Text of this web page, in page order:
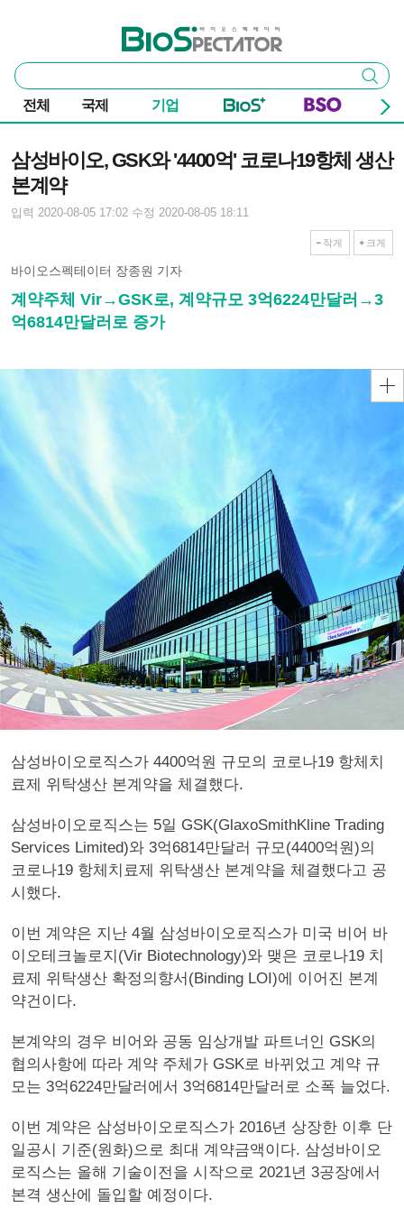
바이오스펙테이터
통
합
검
색
검색
전체 국제 기업
삼성바이오, GSK와 '4400억' 코로나19항체 생산
본계약
입력 2020-08-05 17:02 수정 2020-08-05 18:11
작게 크게
바이오스펙테이터 장종원 기자
계약주체 Vir→GSK로, 계약규모 3억6224만달러→3
억6814만달러로 증가
삼성바이오로직스가 4400억원 규모의 코로나19 항체치
료제 위탁생산 본계약을 체결했다.
​삼성바이오로직스는 5일 GSK(GlaxoSmithKline Trading
Services Limited)와 3억6814만달러 규모(4400억원)의
코로나19 항체치료제 위탁생산 본계약을 체결했다고 공
시했다.
이번 계약은 지난 4월 삼성바이오로직스가 미국 비어 바
이오테크놀로지(Vir Biotechnology)와 맺은 코로나19 치
료제 위탁생산 확정의향서(Binding LOI)에 이어진 본계
약건이다.
본계약의 경우 비어와 공동 임상개발 파트너인 GSK의
협의사항에 따라 계약 주체가 GSK로 바뀌었고 계약 규
모는 3억6224만달러에서 3억6814만달러로 소폭 늘었다.
이번 계약은 삼성바이오로직스가 2016년 상장한 이후 단
일공시 기준(원화)으로 최대 계약금액이다. 삼성바이오
로직스는 올해 기술이전을 시작으로 2021년 3공장에서
본격 생산에 돌입할 예정이다.